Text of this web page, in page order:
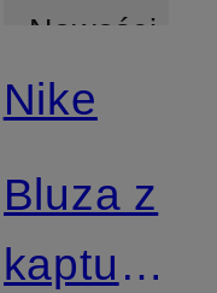
Nowości
Nike
Bluza z
kapturem